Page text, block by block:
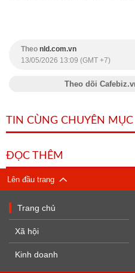
Theo nld.com.vn
13/05/2026 13:09 (GMT +7)
Theo dõi
TIN CÙNG CHUYÊN MỤC
ĐỌC THÊM
Lên đầu trang
Trang chủ
Xã hội
Kinh doanh